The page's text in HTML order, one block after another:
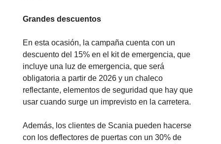
Grandes descuentos
En esta ocasión, la campaña cuenta con un
descuento del 15% en el kit de emergencia, que
incluye una luz de emergencia, que será
obligatoria a partir de 2026 y un chaleco
reflectante, elementos de seguridad que hay que
usar cuando surge un imprevisto en la carretera.
Además, los clientes de Scania pueden hacerse
con los deflectores de puertas con un 30% de